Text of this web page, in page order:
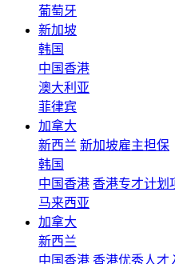
葡萄牙
新加坡
韩国
中国香港
澳大利亚
菲律宾
加拿大
新西兰 新加坡雇主担保
韩国
中国香港 香港专才计划
马来西亚
加拿大
新西兰
中国香港 香港优秀人才